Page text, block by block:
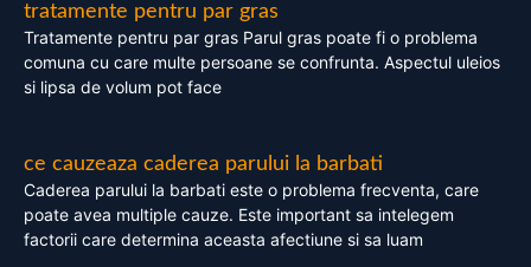
tratamente pentru par gras
Tratamente pentru par gras Parul gras poate fi o problema
comuna cu care multe persoane se confrunta. Aspectul uleios
si lipsa de volum pot face
ce cauzeaza caderea parului la barbati
Caderea parului la barbati este o problema frecventa, care
poate avea multiple cauze. Este important sa intelegem
factorii care determina aceasta afectiune si sa luam